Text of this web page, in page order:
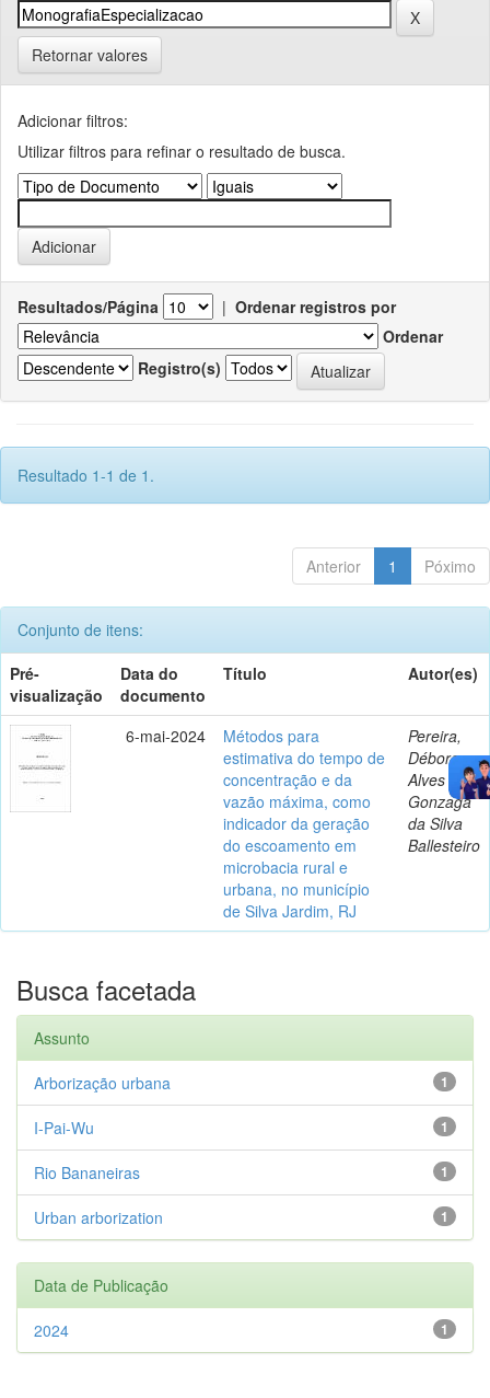
Retornar valores
Adicionar filtros:
Utilizar filtros para refinar o resultado de busca.
Resultados/Página | Ordenar registros por
Ordenar
Registro(s)
Resultado 1-1 de 1.
Anterior 1 Póximo
Conjunto de itens:
Pré-
visualização
Data do
documento
Título Autor(es)
6-mai-2024
Métodos para
estimativa do tempo de
concentração e da
vazão máxima, como
indicador da geração
do escoamento em
microbacia rural e
urbana, no município
de Silva Jardim, RJ
Pereira,
Débora
Alves
Gonzaga
da Silva
Ballesteiro
Busca facetada
Assunto
1
Arborização urbana
1
I-Pai-Wu
1
Rio Bananeiras
1
Urban arborization
Data de Publicação
1
2024